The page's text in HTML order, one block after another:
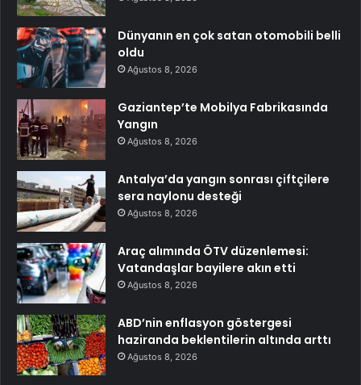
Dünyanın en çok satan otomobili belli
oldu
Ağustos 8, 2026
Gaziantep’te Mobilya Fabrikasında
Yangın
Ağustos 8, 2026
Antalya’da yangın sonrası çiftçilere
sera naylonu desteği
Ağustos 8, 2026
Araç alımında ÖTV düzenlemesi:
Vatandaşlar bayilere akın etti
Ağustos 8, 2026
ABD’nin enflasyon göstergesi
haziranda beklentilerin altında arttı
Ağustos 8, 2026